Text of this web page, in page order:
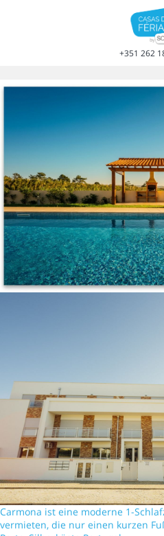
+351 262
Carmona ist eine moderne 1-
vermieten, die nur einen kurzen